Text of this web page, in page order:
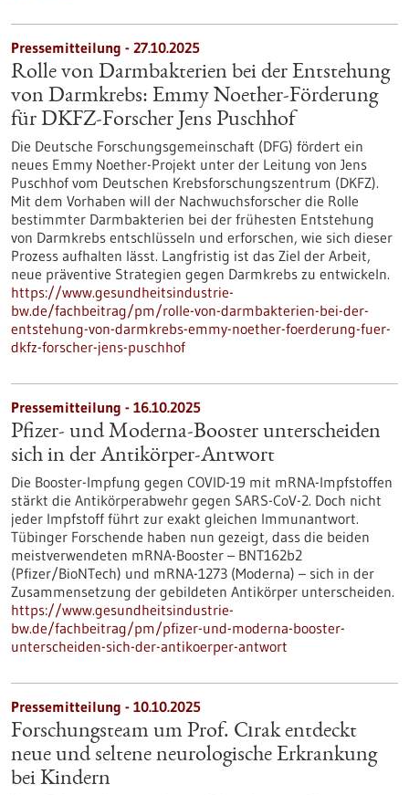
Pressemitteilung - 27.10.2025
Rolle von Darmbakterien bei der Entstehung
von Darmkrebs: Emmy Noether-Förderung
für DKFZ-Forscher Jens Puschhof
Die Deutsche Forschungsgemeinschaft (DFG) fördert ein
neues Emmy Noether-Projekt unter der Leitung von Jens
Puschhof vom Deutschen Krebsforschungszentrum (DKFZ).
Mit dem Vorhaben will der Nachwuchsforscher die Rolle
bestimmter Darmbakterien bei der frühesten Entstehung
von Darmkrebs entschlüsseln und erforschen, wie sich dieser
Prozess aufhalten lässt. Langfristig ist das Ziel der Arbeit,
neue präventive Strategien gegen Darmkrebs zu entwickeln.
https://www.gesundheitsindustrie-
bw.de/fachbeitrag/pm/rolle-von-darmbakterien-bei-der-
entstehung-von-darmkrebs-emmy-noether-foerderung-fuer-
dkfz-forscher-jens-puschhof
Pressemitteilung - 16.10.2025
Pfizer- und Moderna-Booster unterscheiden
sich in der Antikörper-Antwort
Die Booster-Impfung gegen COVID-19 mit mRNA-Impfstoffen
stärkt die Antikörperabwehr gegen SARS-CoV-2. Doch nicht
jeder Impfstoff führt zur exakt gleichen Immunantwort.
Tübinger Forschende haben nun gezeigt, dass die beiden
meistverwendeten mRNA-Booster – BNT162b2
(Pfizer/BioNTech) und mRNA-1273 (Moderna) – sich in der
Zusammensetzung der gebildeten Antikörper unterscheiden.
https://www.gesundheitsindustrie-
bw.de/fachbeitrag/pm/pfizer-und-moderna-booster-
unterscheiden-sich-der-antikoerper-antwort
Pressemitteilung - 10.10.2025
Forschungsteam um Prof. Cırak entdeckt
neue und seltene neurologische Erkrankung
bei Kindern